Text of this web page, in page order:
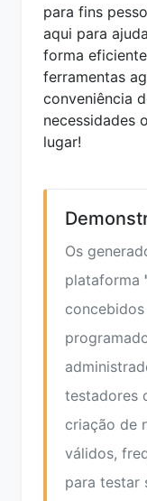
para fins
aqui para
forma
ferramentas
conveniência
necessidades
lugar!
Os
plataforma
testadores
criação de
válidos,
para testar